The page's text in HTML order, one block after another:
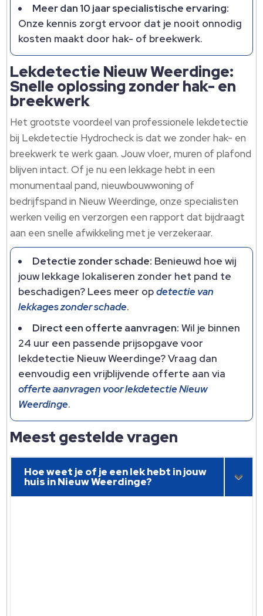
Meer dan 10 jaar specialistische ervaring:
Onze kennis zorgt ervoor dat je nooit onnodig
kosten maakt door hak- of breekwerk.
Lekdetectie Nieuw Weerdinge:
Snelle oplossing zonder hak- en
breekwerk
Het grootste voordeel van professionele lekdetectie
bij Lekdetectie Hydrocheck is dat we zonder hak- en
breekwerk te werk gaan. Jouw vloer, muren of plafond
blijven intact. Of je nu een lekkage hebt in een
monumentaal pand, nieuwbouwwoning of
bedrijfspand in Nieuw Weerdinge, onze specialisten
werken veilig en verzorgen een rapport dat bijdraagt
aan een snelle afwikkeling met je verzekeraar.
Detectie zonder schade: Benieuwd hoe wij
jouw lekkage lokaliseren zonder het pand te
beschadigen? Lees meer opdetectie van
lekkages zonder schade.
Direct een offerte aanvragen: Wil je binnen
24 uur een passende prijsopgave voor
lekdetectie Nieuw Weerdinge? Vraag dan
eenvoudig een vrijblijvende offerte aan via
offerte aanvragen voor lekdetectie Nieuw
Weerdinge.
Meest gestelde vragen
Hoe weet je of je een lek hebt in jouw
huis in Nieuw Weerdinge?